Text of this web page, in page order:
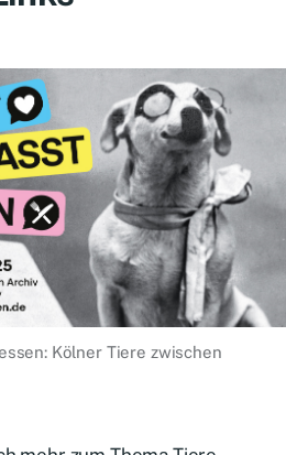
Kölner Tiere zwischen